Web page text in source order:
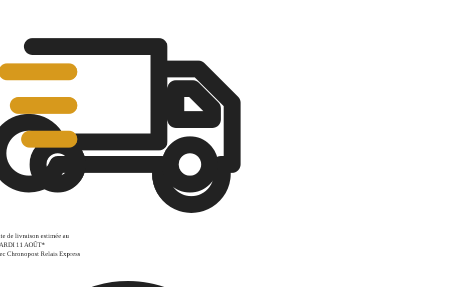
de livraison estimée au
11 AOÛT*
Chronopost Relais Express